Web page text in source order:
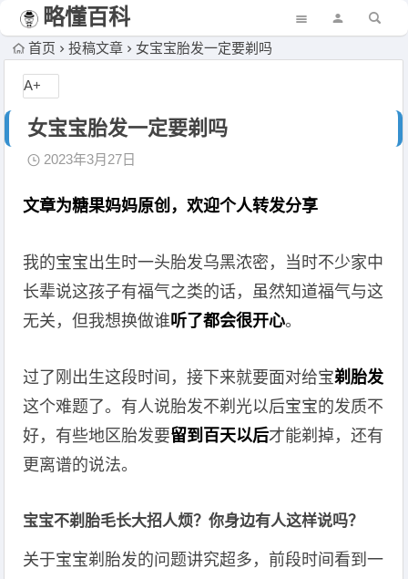
略懂百科
首页 投稿文章 女宝宝胎发一定要剃吗
女宝宝胎发一定要剃吗
2023年3月27日
文章为糖果妈妈原创，欢迎个人转发分享
我的宝宝出生时一头胎发乌黑浓密，当时不少家中
长辈说这孩子有福气之类的话，虽然知道福气与这
无关，但我想换做谁听了都会很开心。
过了刚出生这段时间，接下来就要面对给宝剃胎发
这个难题了。有人说胎发不剃光以后宝宝的发质不
好，有些地区胎发要留到百天以后才能剃掉，还有
更离谱的说法。
宝宝不剃胎毛长大招人烦？你身边有人这样说吗？
关于宝宝剃胎发的问题讲究超多，前段时间看到一
A+